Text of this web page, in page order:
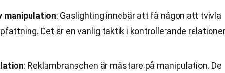
manipulation: Gaslighting innebär att få någon att tvivla
Det är en vanlig taktik i kontrollerande
: Reklambranschen är mästare på manipulation. De